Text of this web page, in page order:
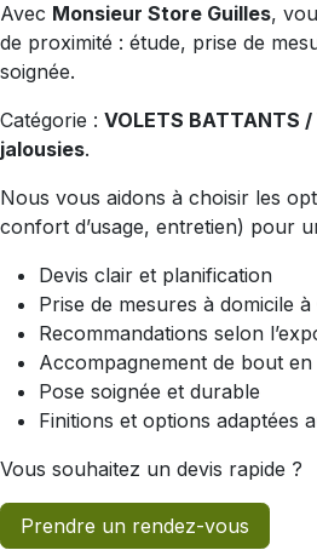
Avec Monsieur Store Guilles,
de proximité : étude, prise de
soignée.
Catégorie : VOLETS BATTANTS
jalousies.
Nous vous aidons à choisir les
confort d’usage, entretien) pour
Devis clair et planification
Prise de mesures à domicile à
Recommandations selon
Accompagnement de bout
Pose soignée et durable
Finitions et options adaptées
Vous souhaitez un devis rapide ?
Prendre un rendez-vous